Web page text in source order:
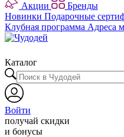
Акции
Бренды
Новинки Подарочные
Клубная программа Адреса
Каталог
Войти
получай скидки
и бонусы